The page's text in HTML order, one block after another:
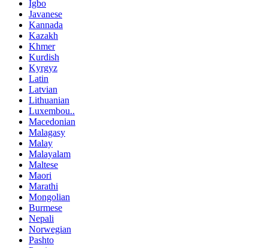
Igbo
Javanese
Kannada
Kazakh
Khmer
Kurdish
Kyrgyz
Latin
Latvian
Lithuanian
Luxembou..
Macedonian
Malagasy
Malay
Malayalam
Maltese
Maori
Marathi
Mongolian
Burmese
Nepali
Norwegian
Pashto